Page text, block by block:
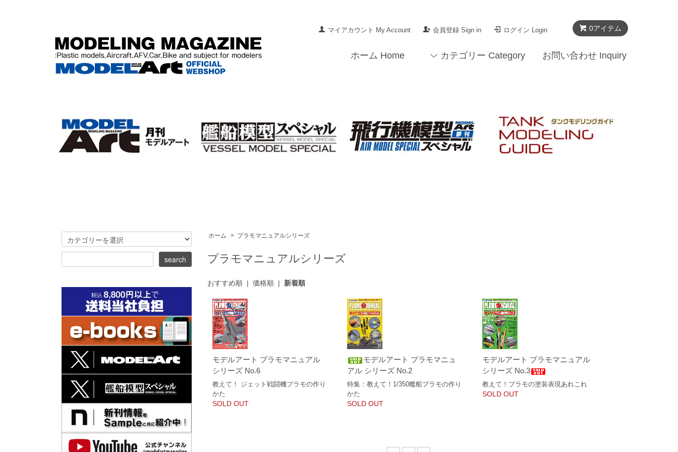
0アイテム
マイアカウント My Account 会員登録 Sign in ログイン Login
ホーム Home カテゴリー Category お問い合わせ Inquiry
ホーム > プラモマニュアルシリーズ
プラモマニュアルシリーズ
おすすめ順| 価格順| 新着順
モデルアート プラモマニュアル
シリーズ No.6
教えて！ ジェット戦闘機プラモの作り
かた
SOLD OUT
モデルアート プラモマニュ
アル シリーズ No.2
特集：教えて！1/350艦船プラモの作り
かた
SOLD OUT
モデルアート プラモマニュアル
シリーズ No.3
教えて！プラモの塗装表現あれこれ
SOLD OUT